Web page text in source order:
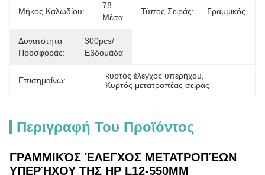
Μήκος Καλωδίου:
78
Μέσα
Τύπος Σειράς: Γραμμικός
Δυνατότητα
Προσφοράς:
300pcs/
Εβδομάδα
Επισημαίνω: κυρτός έλεγχος υπερήχου
Κυρτός μετατροπέας σειράς
Περιγραφή Του Προϊόντος
ΓΡΑΜΜΙΚΌΣ ΈΛΕΓΧΟΣ ΜΕΤΑΤΡΟΠΈΩΝ
ΥΠΕΡΉΧΟΥ ΤΗΣ HP L12-550MM